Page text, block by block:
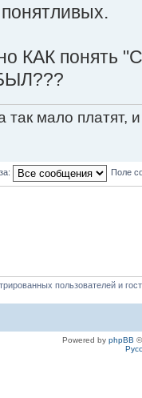
КАК понять
так мало платят,
Поле
пользователей и
Powered by phpBB